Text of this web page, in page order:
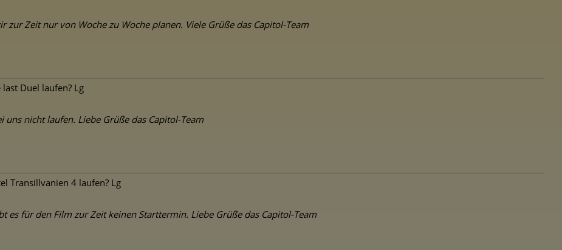
zur Zeit nur von Woche zu Woche planen. Viele Grüße das Capitol-Team
Duel laufen? Lg
uns nicht laufen. Liebe Grüße das Capitol-Team
Transillvanien 4 laufen? Lg
es für den Film zur Zeit keinen Starttermin. Liebe Grüße das Capitol-Team